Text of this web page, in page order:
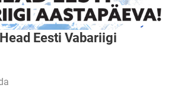
Eesti Vabariigi